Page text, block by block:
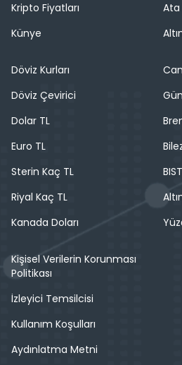
Kripto Fiyatları
Künye
Ata
Döviz Kurları
Döviz Çevirici
Dolar TL
Euro TL
Sterin Kaç TL
Riyal Kaç TL
Kanada Doları
Kişisel Verilerin Korunması
Politikası
İzleyici Temsilcisi
Kullanım Koşulları
Aydınlatma Metni